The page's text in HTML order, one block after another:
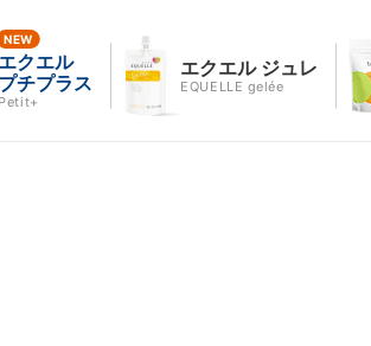
エクエル
プチプラス
Petit+
エクエル ジュレ
EQUELLE gelée